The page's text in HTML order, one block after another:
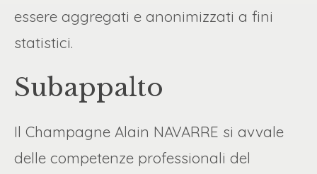
essere aggregati e anonimizzati a fini
statistici.
Subappalto
Il Champagne Alain NAVARRE si avvale
delle competenze professionali del